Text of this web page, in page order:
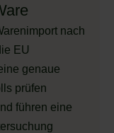
nach
EU
genaue
prüfen
führen eine